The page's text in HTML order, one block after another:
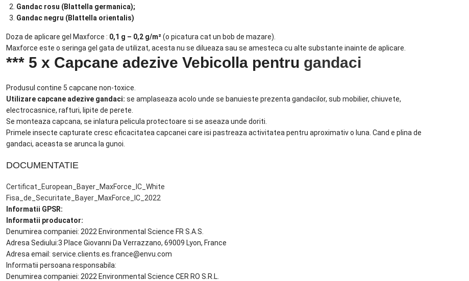
Gandac rosu (Blattella germanica);
Gandac negru (Blattella orientalis)
Doza de aplicare gel Maxforce : 0,1 g – 0,2 g/m²(o picatura cat un bob de mazare).
Maxforce este o seringa gel gata de utilizat, acesta nu se dilueaza sau se amesteca cu alte substante inainte de aplicare.
*** 5 x Capcane adezive Vebicolla pentru gandaci
Produsul contine 5 capcane non-toxice.
Utilizare capcane adezive gandaci: se amplaseaza acolo unde se banuieste prezenta gandacilor, sub mobilier, chiuvete,
electrocasnice, rafturi, lipite de perete.
Se monteaza capcana, se inlatura pelicula protectoare si se aseaza unde doriti.
Primele insecte capturate cresc eficacitatea capcanei care isi pastreaza activitatea pentru aproximativ o luna. Cand e plina de
gandaci, aceasta se arunca la gunoi.
DOCUMENTATIE
Certificat_European_Bayer_MaxForce_IC_White
Fisa_de_Securitate_Bayer_MaxForce_IC_2022
Informatii GPSR:
Informatii producator:
Denumirea companiei: 2022 Environmental Science FR S.A.S.
Adresa Sediului:3 Place Giovanni Da Verrazzano, 69009 Lyon, France
Adresa email: service.clients.es.france@envu.com
Informatii persoana responsabila:
Denumirea companiei: 2022 Environmental Science CER RO S.R.L.